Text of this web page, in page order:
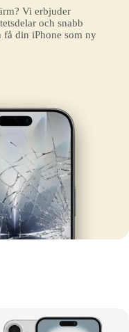
Vi erbjuder
och snabb
få din iPhone som ny